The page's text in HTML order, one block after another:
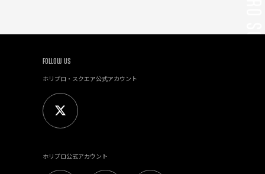
FOLLOW US
ホリプロ・スクエア公式アカウント
ホリプロ公式アカウント